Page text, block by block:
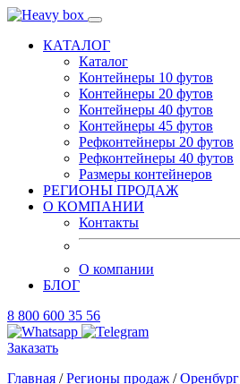
КАТАЛОГ
Каталог
Контейнеры 10 футов
Контейнеры 20 футов
Контейнеры 40 футов
Контейнеры 45 футов
Рефконтейнеры 20 футов
Рефконтейнеры 40 футов
Размеры контейнеров
РЕГИОНЫ ПРОДАЖ
О КОМПАНИИ
Контакты
О компании
БЛОГ
8 800 600 35 56
Заказать
Главная /Регионы продаж /Оренбург